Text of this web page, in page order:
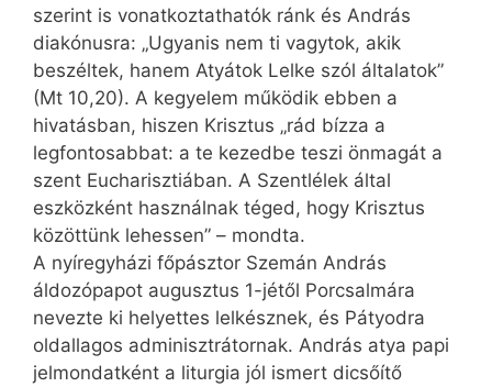
szerint is vonatkoztathatók ránk és András
diakónusra: „Ugyanis nem ti vagytok, akik
beszéltek, hanem Atyátok Lelke szól általatok”
(Mt 10,20). A kegyelem működik ebben a
hivatásban, hiszen Krisztus „rád bízza a
legfontosabbat: a te kezedbe teszi önmagát a
szent Eucharisztiában. A Szentlélek által
eszközként használnak téged, hogy Krisztus
közöttünk lehessen” – mondta.
A nyíregyházi főpásztor Szemán András
áldozópapot augusztus 1-jétől Porcsalmára
nevezte ki helyettes lelkésznek, és Pátyodra
oldallagos adminisztrátornak. András atya papi
jelmondatként a liturgia jól ismert dicsőítő